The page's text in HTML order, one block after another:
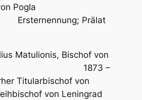
von Pogla
Prälat
Matulionis, Bischof von
1873 –
von
von Leningrad